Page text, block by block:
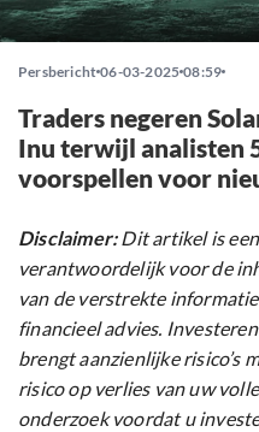
Persbericht 06-03-2025 08:59
Traders negeren
Inu terwijl analisten
voorspellen voor
Disclaimer:Dit artikel is
verantwoordelijk voor de
van de verstrekte
financieel advies.
brengt aanzienlijke risico’s
risico op verlies van uw
onderzoek voordat u